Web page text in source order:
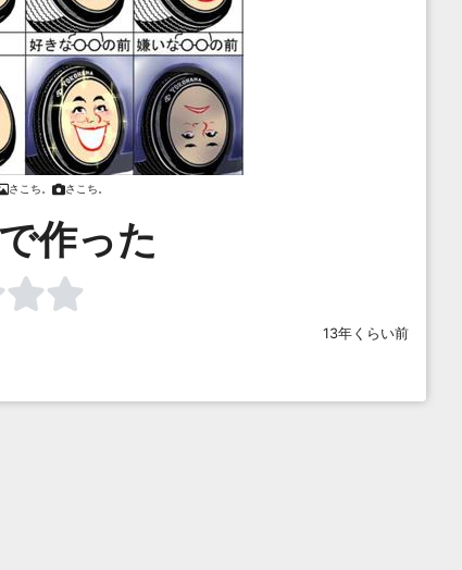
さこち。 さこち。
作った
13年くらい前